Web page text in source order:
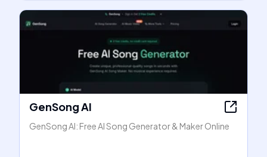
GenSong AI
GenSong AI: Free AI Song Generator & Maker Online